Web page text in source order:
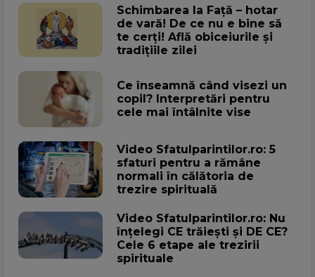
Schimbarea la Față – hotar
de vară! De ce nu e bine să
te cerți! Află obiceiurile și
tradițiile zilei
Ce înseamnă când visezi un
copil? Interpretări pentru
cele mai întâlnite vise
Video Sfatulparintilor.ro: 5
sfaturi pentru a rămâne
normali în călătoria de
trezire spirituală
Video Sfatulparintilor.ro: Nu
înțelegi CE trăiești și DE CE?
Cele 6 etape ale trezirii
spirituale